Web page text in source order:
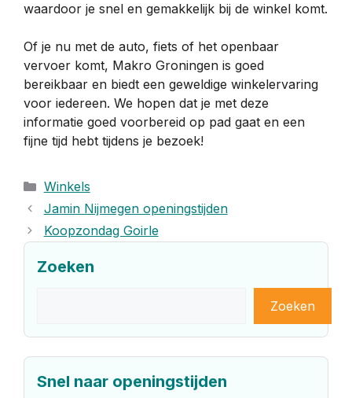
waardoor je snel en gemakkelijk bij de winkel komt.
Of je nu met de auto, fiets of het openbaar
vervoer komt, Makro Groningen is goed
bereikbaar en biedt een geweldige winkelervaring
voor iedereen. We hopen dat je met deze
informatie goed voorbereid op pad gaat en een
fijne tijd hebt tijdens je bezoek!
Categorieën
Winkels
Jamin Nijmegen openingstijden
Koopzondag Goirle
Zoeken
Zoeken
Snel naar openingstijden